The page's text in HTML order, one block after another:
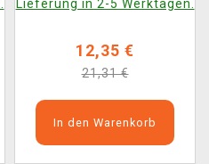
Lieferung in 2-5 Werktagen.
12,35 €
21,31 €
In den Warenkorb